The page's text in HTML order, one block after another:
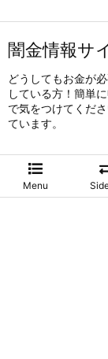
闇金情報サ
どうしてもお金が
している方！簡単
で気をつけてくだ
ています。
Menu